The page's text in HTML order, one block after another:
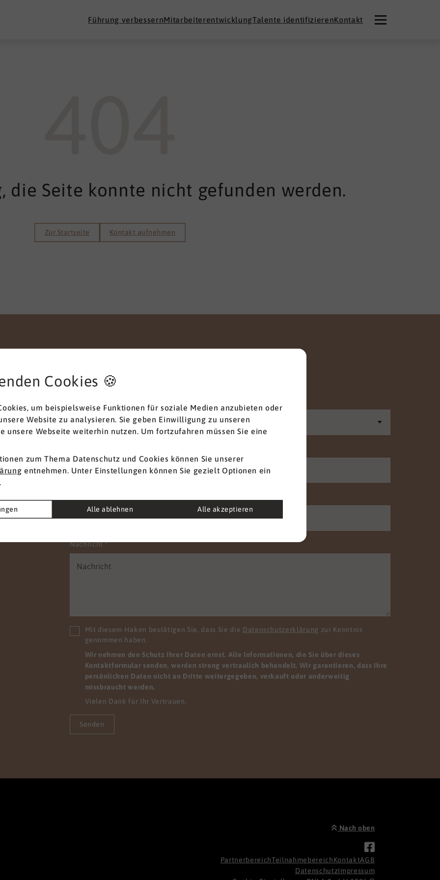
Führung verbessernMitarbeiterentwicklungTalente identifizierenKontakt
die Seite konnte nicht gefunden werden.
Zur Startseite Kontakt aufnehmen
Nachricht*
Mit diesem Haken bestätigen Sie, dass Sie die Datenschutzerklärung zur Kenntnis
genommen haben.
Wir nehmen den Schutz Ihrer Daten ernst. Alle Informationen, die Sie über dieses
Kontaktformular senden, werden streng vertraulich behandelt. Wir garantieren, dass Ihre
persönlichen Daten nicht an Dritte weitergegeben, verkauft oder anderweitig
missbraucht werden.
Vielen Dank für Ihr Vertrauen.
Senden
Nach oben
PartnerbereichTeilnahmebereichKontaktAGB
DatenschutzImpressum
Cookies 🍪
um beispielsweise Funktionen für soziale Medien anzubieten oder
Website zu analysieren. Sie geben Einwilligung zu unseren
unsere Webseite weiterhin nutzen. Um fortzufahren müssen Sie eine
zum Thema Datenschutz und Cookies können Sie unserer
entnehmen. Unter Einstellungen können Sie gezielt Optionen ein
Alle ablehnen Alle akzeptieren